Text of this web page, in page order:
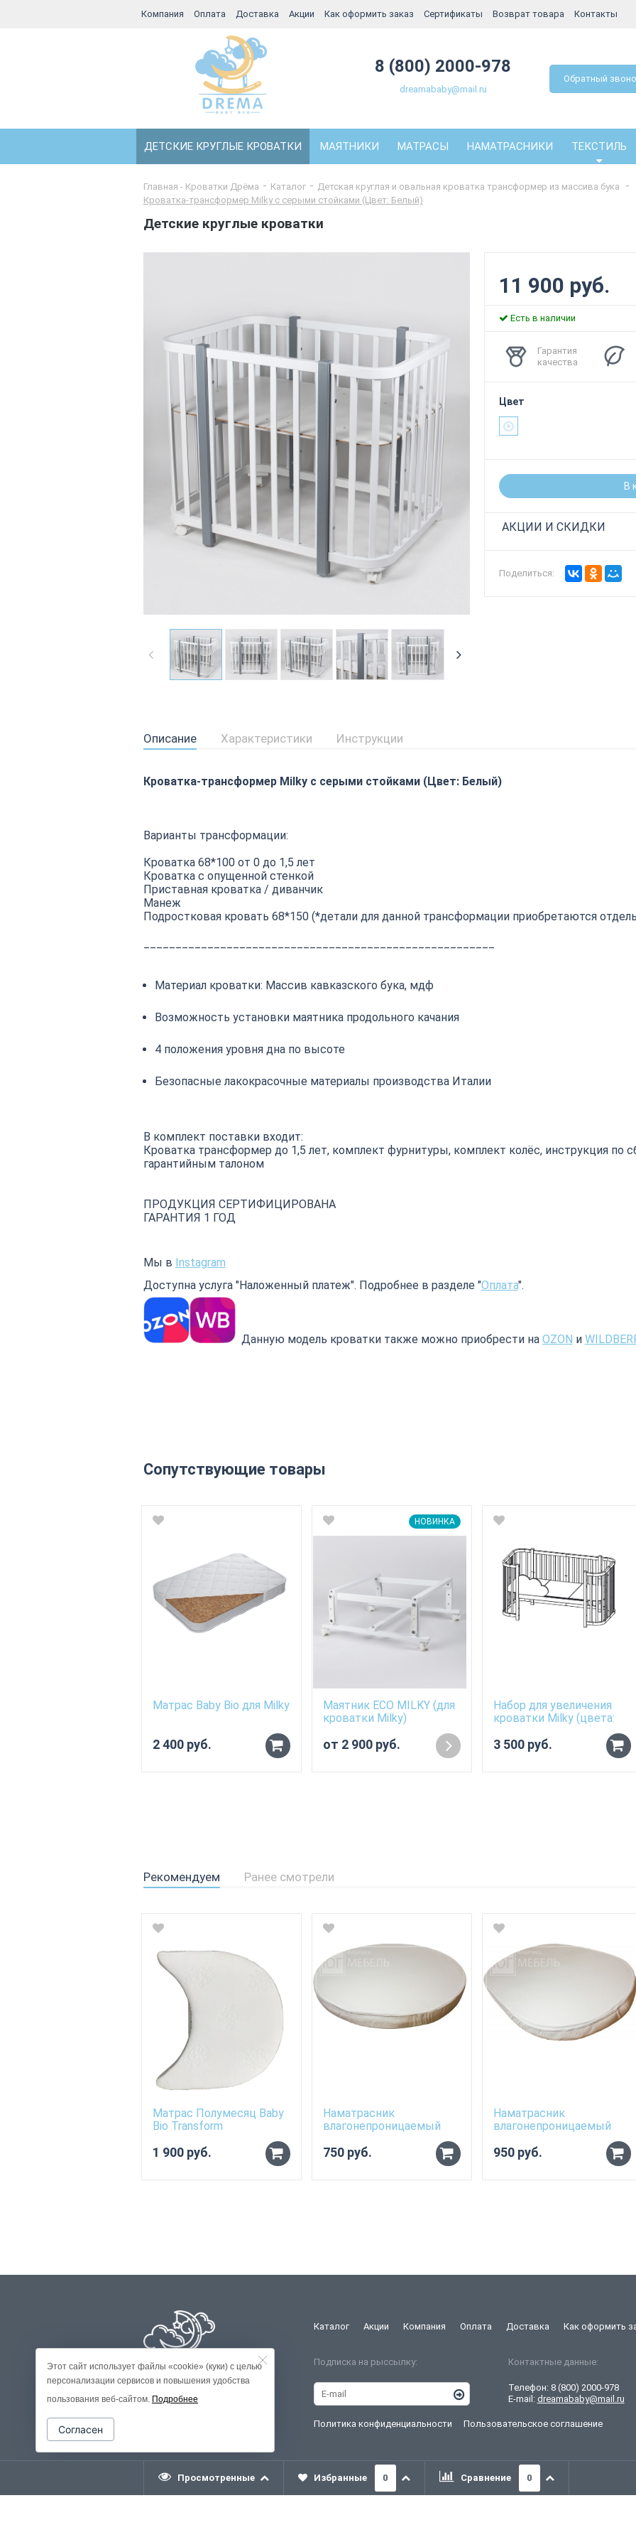
Компания Оплата Доставка Акции Как оформить заказ Сертификаты Возврат товара Контакты
8 (800) 2000-978
dreamababy@mail.ru
Обратный
ДЕТСКИЕ КРУГЛЫЕ КРОВАТКИ МАЯТНИКИ МАТРАСЫ НАМАТРАСНИКИ ТЕКСТИЛЬ
Главная - Кроватки Дрёма Каталог
Детская круглая и овальная кроватка трансформер из массива бука
Кроватка-трансформер Milky с серыми стойками (Цвет: Белый)
Детские круглые кроватки
11 900 руб.
Есть в наличии
Гарантия
качества
Цвет
В
АКЦИИ И СКИДКИ
Поделиться:
Описание Характеристики Инструкции
Кроватка-трансформер Milky с серыми стойками (Цвет: Белый)
Варианты трансформации:
Кроватка 68*100 от 0 до 1,5 лет
Кроватка с опущенной стенкой
Приставная кроватка / диванчик
Манеж
Подростковая кровать 68*150 (*детали для данной трансформации приобретаются
Материал кроватки: Массив кавказского бука, мдф
Возможность установки маятника продольного качания
4 положения уровня дна по высоте
Безопасные лакокрасочные материалы производства Италии
В комплект поставки входит:
Кроватка трансформер до 1,5 лет, комплект фурнитуры, комплект колёс, инструкция по
гарантийным талоном
ПРОДУКЦИЯ СЕРТИФИЦИРОВАНА
ГАРАНТИЯ 1 ГОД
Мы в Instagram
Доступна услуга "Наложенный платеж". Подробнее в разделе "Оплата".
Данную модель кроватки также можно приобрести на OZON и
Сопутствующие товары
Матрас Baby Bio для Milky
2 400 руб.
НОВИНКА
Маятник ECO MILKY (для
кроватки Milky)
от 2 900 руб.
Набор для увеличения
кроватки Milky (цвета:
Белый, Молочный)
3 500 руб.
Рекомендуем Ранее смотрели
Матрас Полумесяц Baby
Bio Transform
1 900 руб.
Наматрасник
влагонепроницаемый
для матраса 70см*80см
750 руб.
Наматрасник
влагонепроницаемый
для овального матраса
70см*120см
950 руб.
Каталог Акции Компания Оплата Доставка Как оформить
Подписка на рыссылку: Контактные данные:
Телефон: 8 (800) 2000-978
E-mail: dreamababy@mail.ru
Политика конфиденциальности Пользовательское соглашение
Просмотренные Избранные 0 Сравнение 0
Этот сайт использует файлы «cookie» (куки) с целью
персонализации сервисов и повышения удобства
пользования веб-сайтом. Подробнее
Согласен